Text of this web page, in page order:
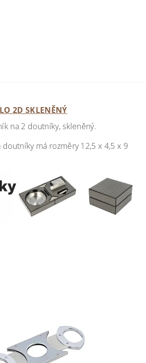
2D SKLENĚNÝ
na 2 doutníky, skleněný.
má rozměry 12,5 x 4,5 x 9